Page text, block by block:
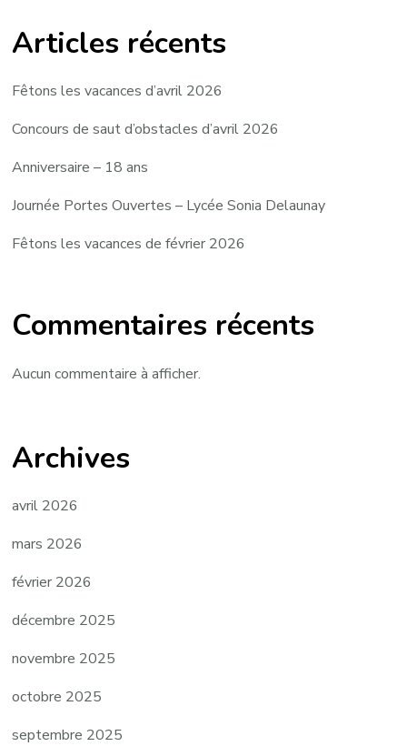
Articles récents
Fêtons les vacances d’avril 2026
Concours de saut d’obstacles d’avril 2026
Anniversaire – 18 ans
Journée Portes Ouvertes – Lycée Sonia Delaunay
Fêtons les vacances de février 2026
Commentaires récents
Aucun commentaire à afficher.
Archives
avril 2026
mars 2026
février 2026
décembre 2025
novembre 2025
octobre 2025
septembre 2025